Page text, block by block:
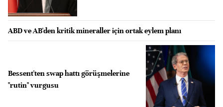
ABD ve AB'den kritik mineraller için ortak eylem planı
Bessent'ten swap hattı görüşmelerine
"rutin" vurgusu